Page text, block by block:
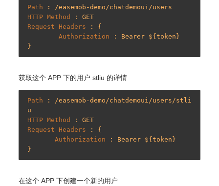
Path
HTTP Method
Request Headers
: {
Authorization
: Bearer ${token}
获取这个 APP 下的用户 stliu 的详情
Path
: /easemob-demo/chatdemoui/users/stli
HTTP Method
Request Headers
: {
Authorization
: Bearer ${token}
在这个 APP 下创建一个新的用户